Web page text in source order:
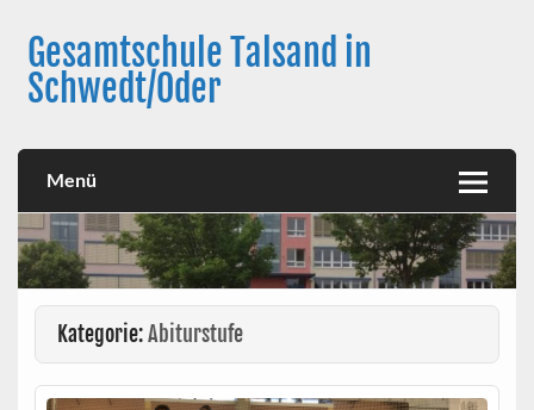
contentGesamtschule Talsand in
Schwedt/Oder
Menü
Kategorie:Abiturstufe